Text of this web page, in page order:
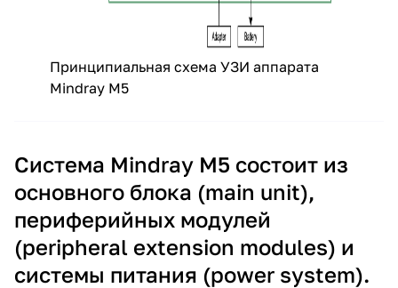
Принципиальная схема УЗИ аппарата
Mindray M5
Система Mindray M5 состоит из
основного блока (main unit),
периферийных модулей
(peripheral extension modules) и
системы питания (power system).